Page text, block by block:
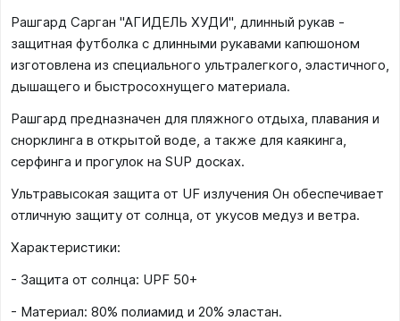
Рашгард Сарган "АГИДЕЛЬ ХУДИ", длинный рукав -
защитная футболка с длинными рукавами капюшоном
изготовлена из специального ультралегкого, эластичного,
дышащего и быстросохнущего материала.
Рашгард предназначен для пляжного отдыха, плавания и
снорклинга в открытой воде, а также для каякинга,
серфинга и прогулок на SUP досках.
Ультравысокая защита от UF излучения Он обеспечивает
отличную защиту от солнца, от укусов медуз и ветра.
Характеристики:
- Защита от солнца: UPF 50+
- Материал: 80% полиамид и 20% эластан.